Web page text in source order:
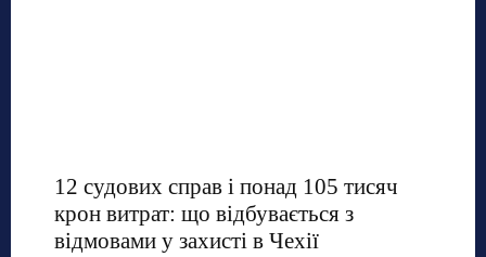
12 судових справ і понад 105 тисяч
крон витрат: що відбувається з
відмовами у захисті в Чехії